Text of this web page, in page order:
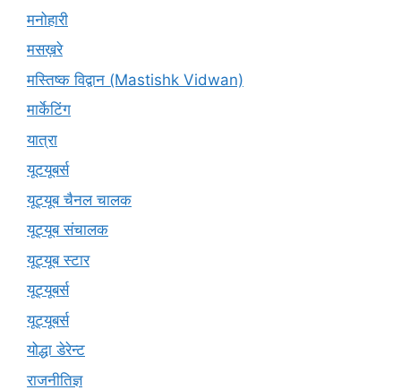
मनोहारी
मसख़रे
मस्तिष्क विद्वान (Mastishk Vidwan)
मार्केटिंग
यात्रा
यूटयूबर्स
यूट्यूब चैनल चालक
यूट्यूब संचालक
यूट्यूब स्टार
यूट्‍यूबर्स
यूट्यूबर्स
योद्धा डेरेन्ट
राजनीतिज्ञ